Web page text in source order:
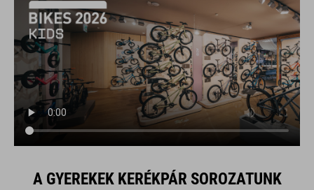
A GYEREKEK KERÉKPÁR SOROZATUNK